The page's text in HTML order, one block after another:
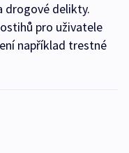
drogové delikty.
pro uživatele
například trestné